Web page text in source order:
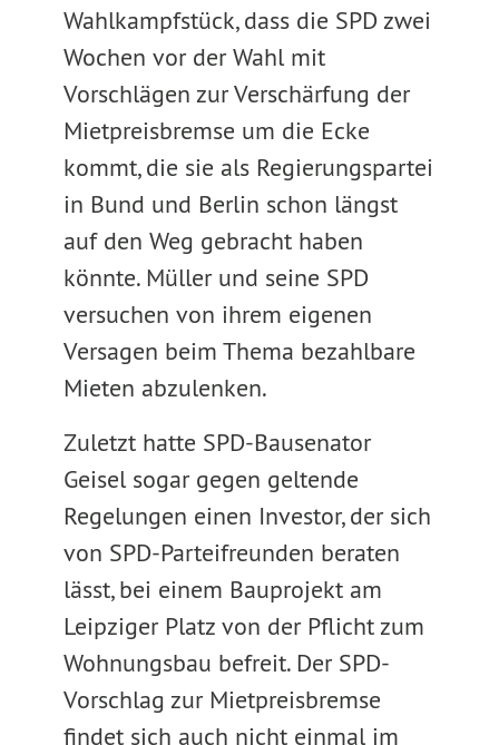
Wahlkampfstück, dass die SPD zwei
Wochen vor der Wahl mit
Vorschlägen zur Verschärfung der
Mietpreisbremse um die Ecke
kommt, die sie als Regierungspartei
in Bund und Berlin schon längst
auf den Weg gebracht haben
könnte. Müller und seine SPD
versuchen von ihrem eigenen
Versagen beim Thema bezahlbare
Mieten abzulenken.
Zuletzt hatte SPD-Bausenator
Geisel sogar gegen geltende
Regelungen einen Investor, der sich
von SPD-Parteifreunden beraten
lässt, bei einem Bauprojekt am
Leipziger Platz von der Pflicht zum
Wohnungsbau befreit. Der SPD-
Vorschlag zur Mietpreisbremse
findet sich auch nicht einmal im